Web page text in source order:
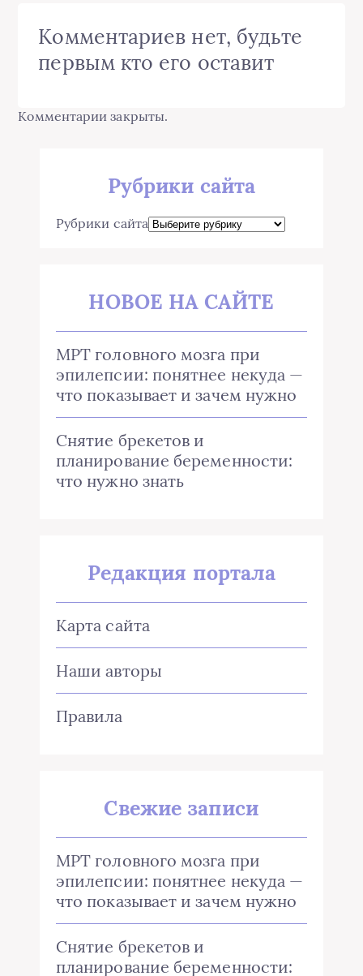
Комментариев нет, будьте
первым кто его оставит
Комментарии закрыты.
Рубрики сайта
Рубрики сайта
НОВОЕ НА САЙТЕ
МРТ головного мозга при
эпилепсии: понятнее некуда —
что показывает и зачем нужно
Снятие брекетов и
планирование беременности:
что нужно знать
Редакция портала
Карта сайта
Наши авторы
Правила
Свежие записи
МРТ головного мозга при
эпилепсии: понятнее некуда —
что показывает и зачем нужно
Снятие брекетов и
планирование беременности: